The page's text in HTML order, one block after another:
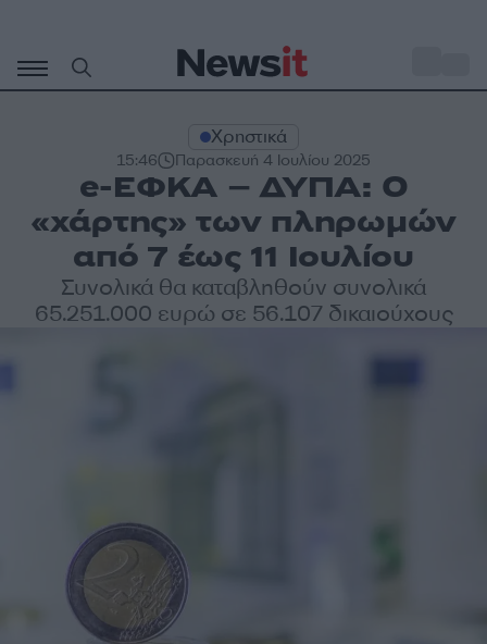
περιεχόμενο
Χρηστικά
15:46 Παρασκευή 4 Ιουλίου 2025
e-ΕΦΚΑ – ΔΥΠΑ: Ο
«χάρτης» των πληρωμών
από 7 έως 11 Ιουλίου
Συνολικά θα καταβληθούν συνολικά
65.251.000 ευρώ σε 56.107 δικαιούχους